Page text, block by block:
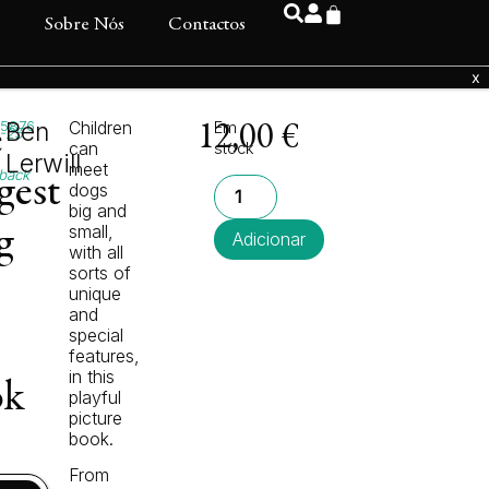
Sobre Nós Contactos
25
Ben
Lerwill
Children
can
meet
dogs
big and
small,
with all
sorts of
unique
and
special
features,
in this
playful
picture
book.
From
12,00€
Em
stock
Adicionar